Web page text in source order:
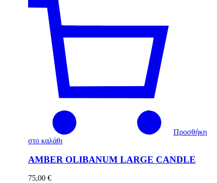
Προσθήκη
στο καλάθι
AMBER OLIBANUM LARGE CANDLE
75,00 €